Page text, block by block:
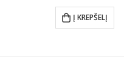
Į KREPŠELĮ